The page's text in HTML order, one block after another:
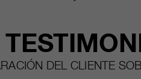
DEL CLIENTE